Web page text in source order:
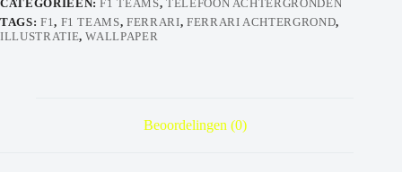
CATEGORIEËN:F1 TEAMS, TELEFOON ACHTERGRONDEN
TAGS: F1, F1 TEAMS,FERRARI, FERRARI ACHTERGROND,
ILLUSTRATIE,WALLPAPER
Beoordelingen (0)